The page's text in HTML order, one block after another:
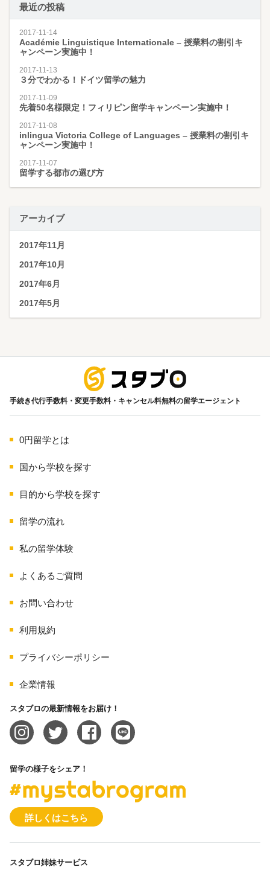
最近の投稿
2017-11-14
Académie Linguistique Internationale – 授業料の割引キ
ャンペーン実施中！
2017-11-13
３分でわかる！ドイツ留学の魅力
2017-11-09
先着50名様限定！フィリピン留学キャンペーン実施中！
2017-11-08
inlingua Victoria College of Languages – 授業料の割引キ
ャンペーン実施中！
2017-11-07
留学する都市の選び方
アーカイブ
2017年11月
2017年10月
2017年6月
2017年5月
手続き代行手数料・変更手数料・キャンセル料無料の留学エージェント
0円留学とは
国から学校を探す
目的から学校を探す
留学の流れ
私の留学体験
よくあるご質問
お問い合わせ
利用規約
プライバシーポリシー
企業情報
スタブロの最新情報をお届け！
留学の様子をシェア！
詳しくはこちら
スタブロ姉妹サービス